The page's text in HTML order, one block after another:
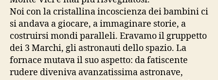
Noi con la cristallina incoscienza dei bambini ci
si andava a giocare, a immaginare storie, a
costruirsi mondi paralleli. Eravamo il gruppetto
dei 3 Marchi, gli astronauti dello spazio. La
fornace mutava il suo aspetto: da fatiscente
rudere diveniva avanzatissima astronave,